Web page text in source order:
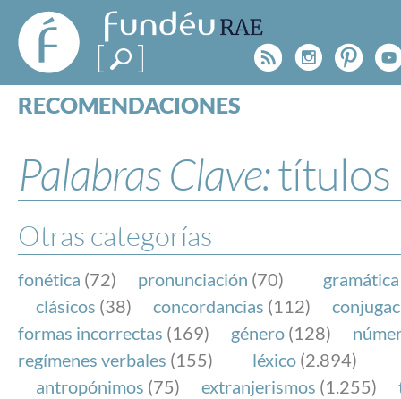
FundéuRAE
- Fundación
del Español
Urgente
Rss
RECOMENDACIONES
ESPECIALES
BLOG
NOTICIAS
SOBRE LA FUNDÉURAE
FundéuRAE es una fundación patrocinada por la
y la Real Academia Española, cuyo objetivo es
el buen uso del español en los medios de
Internet.
Palabras Clave:títulos
Otras categorías
fonética (72) pronunciación (70) gramática
clásicos (38) concordancias (112)
formas incorrectas (169) género (128)
regímenes verbales (155) léxico (2.894)
antropónimos (75) extranjerismos (1.255)